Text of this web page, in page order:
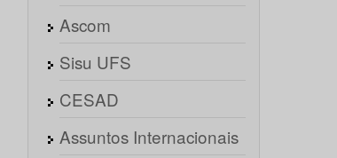
Ascom
Sisu UFS
CESAD
Assuntos Internacionais